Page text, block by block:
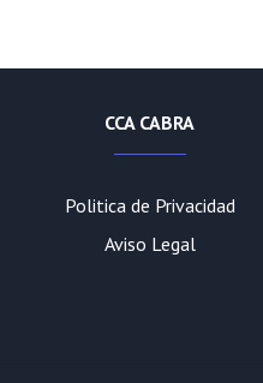
CCA CABRA
Politica de Privacidad
Aviso Legal